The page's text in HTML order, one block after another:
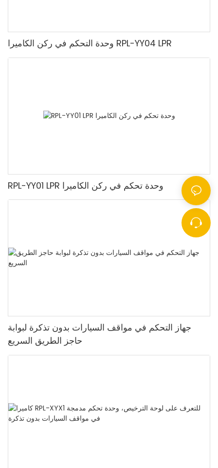
وحدة التحكم في ركن الكاميرا RPL-YY04 LPR
RPL-YY01 LPR وحدة تحكم في ركن الكاميرا
جهاز التحكم في مواقف السيارات بدون تذكرة لبوابة
حاجز الطريق السريع